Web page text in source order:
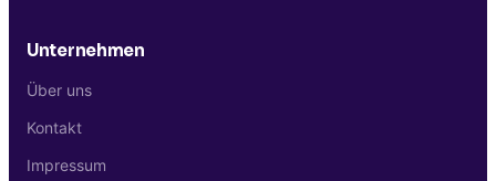
Unternehmen
Über uns
Kontakt
Impressum